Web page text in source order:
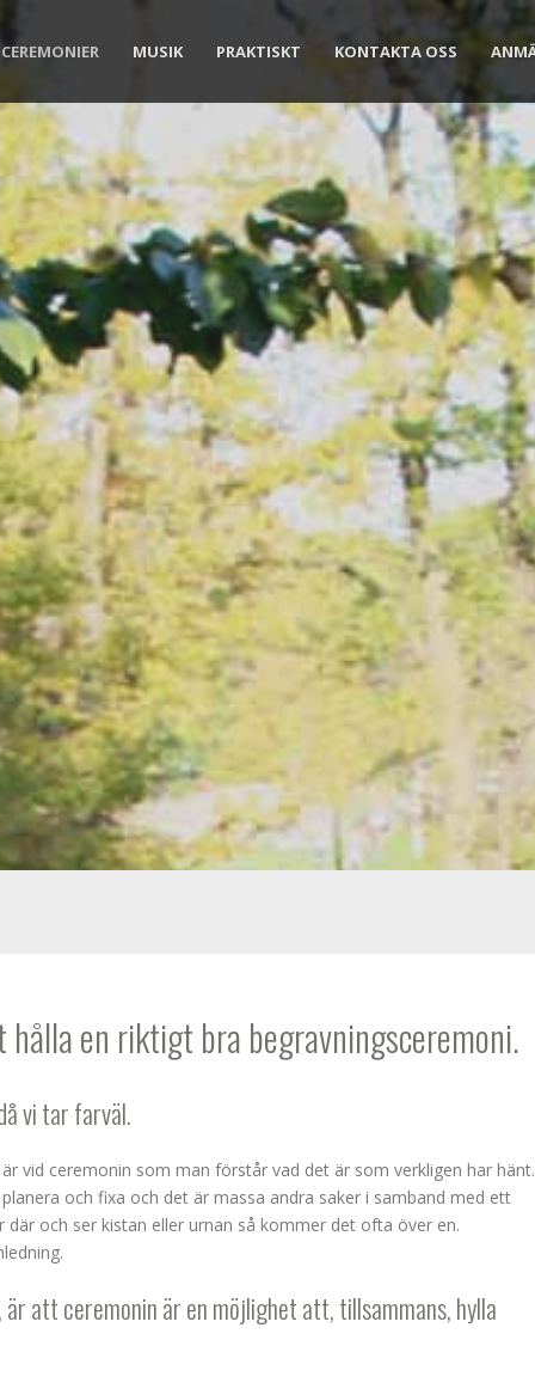
CEREMONIER MUSIK PRAKTISKT KONTAKTA OSS
en riktigt bra begravningsceremoni.
vi tar farväl.
vid ceremonin som man förstår vad det är som verkligen har hänt.
och fixa och det är massa andra saker i samband med ett
och ser kistan eller urnan så kommer det ofta över en.
att ceremonin är en möjlighet att, tillsammans, hylla